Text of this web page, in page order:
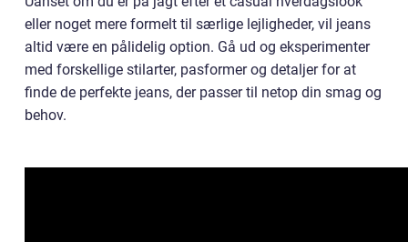
eller noget mere formelt til særlige lejligheder, vil jeans
altid være en pålidelig option. Gå ud og eksperimenter
med forskellige stilarter, pasformer og detaljer for at
finde de perfekte jeans, der passer til netop din smag og
behov.